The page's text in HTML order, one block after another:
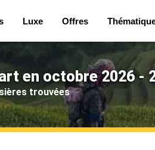
Luxe Offres
en octobre 2026 -
trouvées